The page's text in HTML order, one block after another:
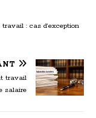
: cas d’exception
travail
salaire